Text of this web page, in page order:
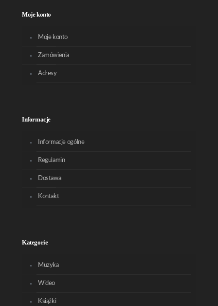
Moje konto
Moje konto
Zamówienia
Adresy
Informacje
Informacje ogólne
Regulamin
Dostawa
Kontakt
Kategorie
Muzyka
Wideo
Książki